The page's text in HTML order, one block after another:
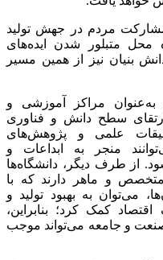
مردم در جهش تولید
محل متبلور شدن ایده‌های
بنیان نیز از همین مسیر
مراکز آموزشی و
سطح دانش و فناوری
علمی و پژوهش‌های
منجر به ابداعات و
از طرف دیگر، دانشگاه‌ها
و ماهر دارند که با
می‌توان به بهبود تولید و
کمک کرد؛ بنابراین،
و جامعه می‌تواند موجب